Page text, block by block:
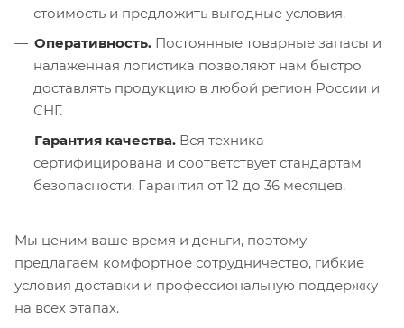
стоимость и предложить выгодные условия.
Оперативность. Постоянные товарные запасы и
налаженная логистика позволяют нам быстро
доставлять продукцию в любой регион России и
СНГ.
Гарантия качества. Вся техника
сертифицирована и соответствует стандартам
безопасности. Гарантия от 12 до 36 месяцев.
Мы ценим ваше время и деньги, поэтому
предлагаем комфортное сотрудничество, гибкие
условия доставки и профессиональную поддержку
на всех этапах.